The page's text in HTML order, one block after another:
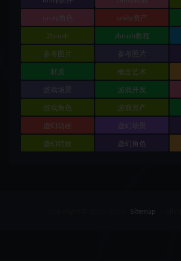
unity角色 unity资产
Zbrush zbrush教程
参考图片 参考照片
材质 概念艺术
游戏场景 游戏开发
游戏角色 游戏资产
虚幻动画 虚幻场景
虚幻特效 虚幻角色
Sitemap